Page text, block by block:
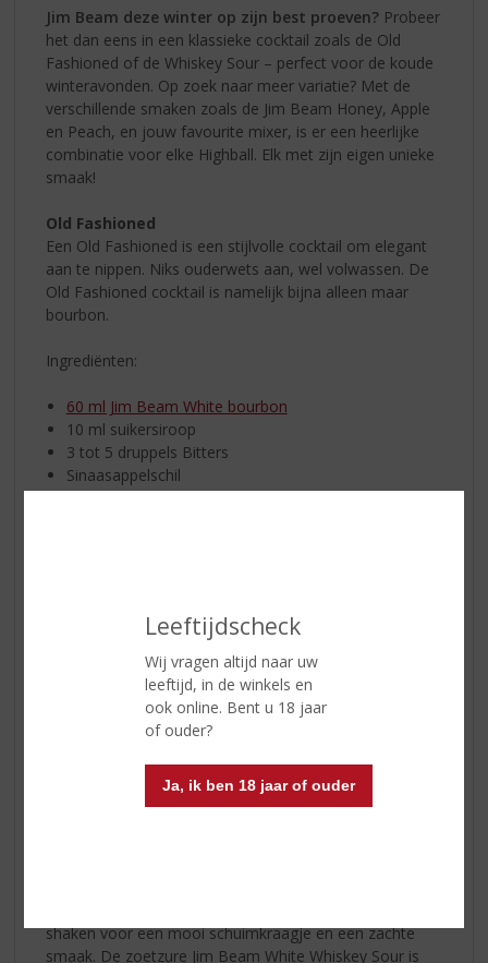
Leeftijdscheck
Wij vragen altijd naar uw
leeftijd, in de winkels en
ook online. Bent u 18 jaar
of ouder?
Ja, ik ben 18 jaar of ouder
Jim Beam deze winter op zijn best proeven? Probeer
het dan eens in een klassieke cocktail zoals de Old
Fashioned of de Whiskey Sour – perfect voor de koude
winteravonden. Op zoek naar meer variatie? Met de
verschillende smaken zoals de Jim Beam Honey, Apple
en Peach, en jouw favourite mixer, is er een heerlijke
combinatie voor elke Highball. Elk met zijn eigen unieke
smaak!
Old Fashioned
Een Old Fashioned is een stijlvolle cocktail om elegant
aan te nippen. Niks ouderwets aan, wel volwassen. De
Old Fashioned cocktail is namelijk bijna alleen maar
bourbon.
Ingrediënten:
60 ml Jim Beam White bourbon
10 ml suikersiroop
3 tot 5 druppels Bitters
Sinaasappelschil
glas. Voeg de druppels Bitters en de
toe. Roer met 2 à 3 ijsblokjes door totdat je
cocktail koud is. Knijp de sinaasappelschil uit boven je
glas en garneer het glas met de schil.
Jim Beam White Whiskey Sour
samen met andere klassiekers vermeld in het “drinks
shaken voor een mooi schuimkraagje en een zachte
smaak. De zoetzure Jim Beam White Whiskey Sour is